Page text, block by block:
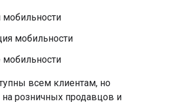
мобильности
мобильности
мобильности
всем клиентам, но
розничных продавцов и